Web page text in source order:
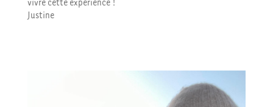
Justine